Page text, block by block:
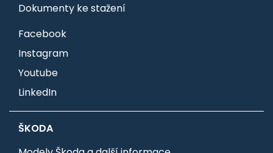
Dokumenty ke stažení
Facebook
Instagram
Youtube
LinkedIn
ŠKODA